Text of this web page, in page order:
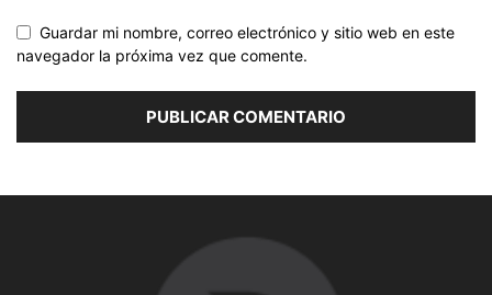
Guardar mi nombre, correo electrónico y sitio web en este
navegador la próxima vez que comente.